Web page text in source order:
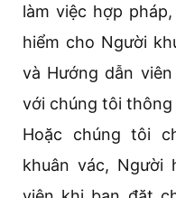
làm việc hợp
hiểm cho Người
và Hướng dẫn
với chúng tôi
Hoặc chúng tôi
khuân vác, Người